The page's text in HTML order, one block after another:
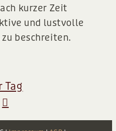
kurzer Zeit
und lustvolle
zu beschreiten.
Tag